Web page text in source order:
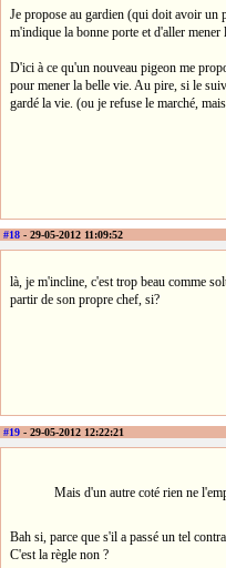
Je propose au gardien (qui doit avoir un
m'indique la bonne porte et d'aller mener
D'ici à ce qu'un nouveau pigeon me
pour mener la belle vie. Au pire, si le
gardé la vie. (ou je refuse le marché,
#18 - 29-05-2012 11:09:52
là, je m'incline, c'est trop beau comme
partir de son propre chef, si?
#19 - 29-05-2012 12:22:21
Mais d'un autre coté rien ne
Bah si, parce que s'il a passé un tel
C'est la règle non ?